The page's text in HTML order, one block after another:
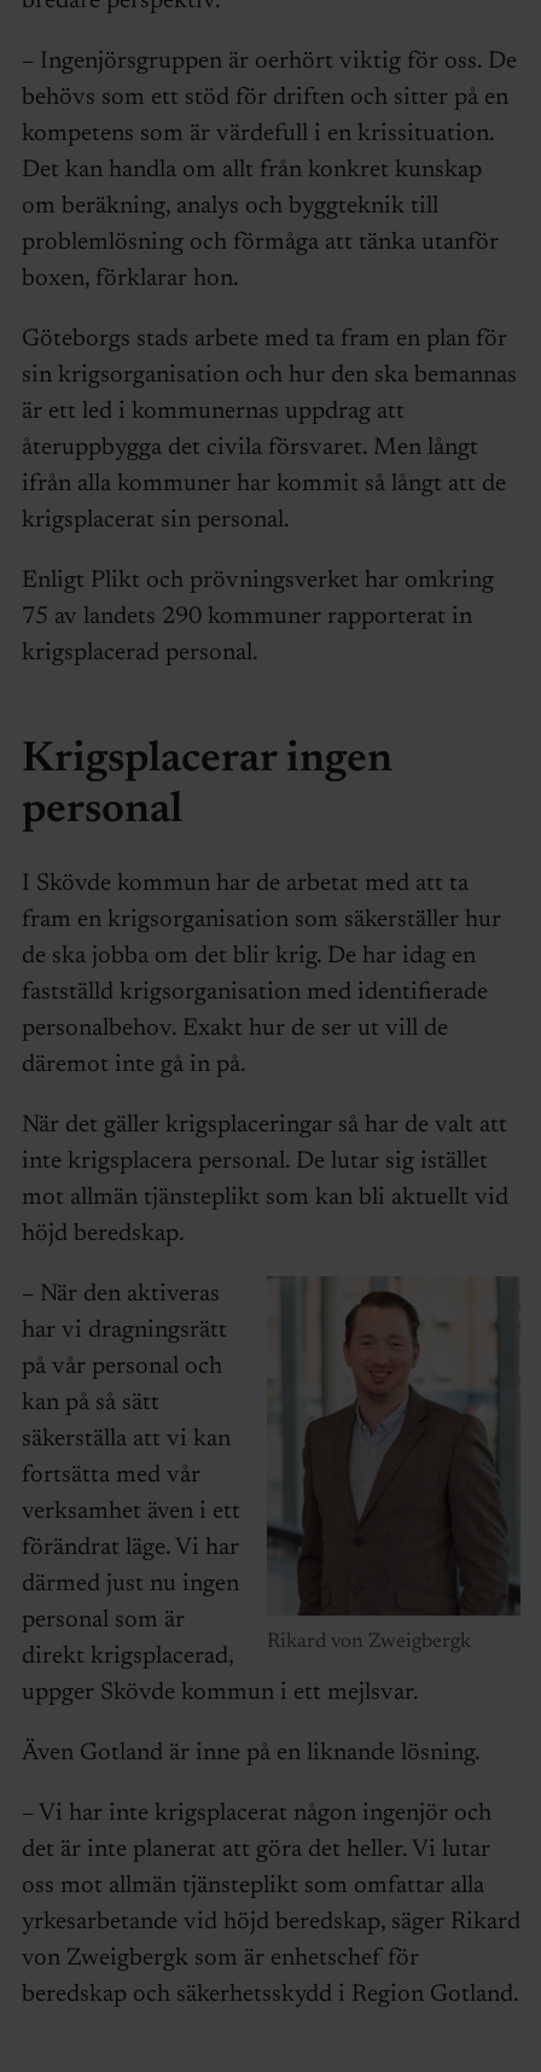
– Ingenjörsgruppen är oerhört viktig för oss. De
behövs som ett stöd för driften och sitter på en
kompetens som är värdefull i en krissituation.
Det kan handla om allt från konkret kunskap
om beräkning, analys och byggteknik till
problemlösning och förmåga att tänka utanför
boxen, förklarar hon.
Göteborgs stads arbete med ta fram en plan för
sin krigsorganisation och hur den ska bemannas
är ett led i kommunernas uppdrag att
återuppbygga det civila försvaret. Men långt
ifrån alla kommuner har kommit så långt att de
krigsplacerat sin personal.
Enligt Plikt och prövningsverket har omkring
75 av landets 290 kommuner rapporterat in
krigsplacerad personal.
Krigsplacerar ingen
personal
I Skövde kommun har de arbetat med att ta
fram en krigsorganisation som säkerställer hur
de ska jobba om det blir krig. De har idag en
fastställd krigsorganisation med identifierade
personalbehov. Exakt hur de ser ut vill de
däremot inte gå in på.
När det gäller krigsplaceringar så har de valt att
inte krigsplacera personal. De lutar sig istället
mot allmän tjänsteplikt som kan bli aktuellt vid
höjd beredskap.
Rikard von Zweigbergk
– När den aktiveras
har vi dragningsrätt
på vår personal och
kan på så sätt
säkerställa att vi kan
fortsätta med vår
verksamhet även i ett
förändrat läge. Vi har
därmed just nu ingen
personal som är
direkt krigsplacerad,
uppger Skövde kommun i ett mejlsvar.
Även Gotland är inne på en liknande lösning.
– Vi har inte krigsplacerat någon ingenjör och
det är inte planerat att göra det heller. Vi lutar
oss mot allmän tjänsteplikt som omfattar alla
yrkesarbetande vid höjd beredskap, säger Rikard
von Zweigbergk som är enhetschef för
beredskap och säkerhetsskydd i Region Gotland.